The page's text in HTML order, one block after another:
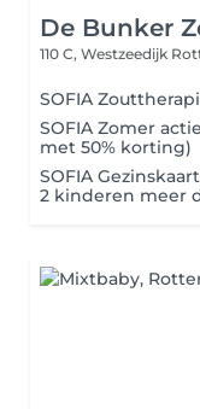
De Bunker
110 C, Westzeedijk
SOFIA
SOFIA Zomer
met 50% korting)
SOFIA
2 kinderen meer